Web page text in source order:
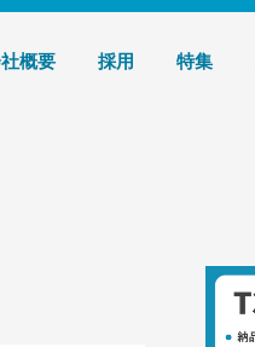
概要 採用 特集